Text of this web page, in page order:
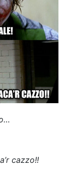
cazzo!!